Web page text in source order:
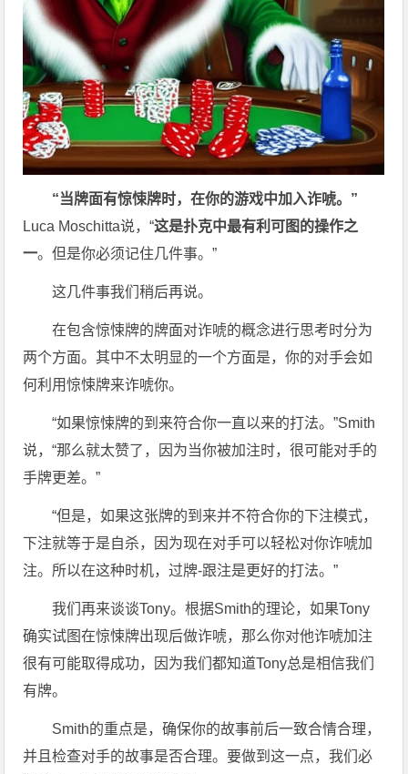
“当牌面有惊悚牌时，在你的游戏中加入诈唬。”
Luca Moschitta说，“这是扑克中最有利可图的操作之
一。但是你必须记住几件事。”
这几件事我们稍后再说。
在包含惊悚牌的牌面对诈唬的概念进行思考时分为
两个方面。其中不太明显的一个方面是，你的对手会如
何利用惊悚牌来诈唬你。
“如果惊悚牌的到来符合你一直以来的打法。”Smith
说，“那么就太赞了，因为当你被加注时，很可能对手的
手牌更差。”
“但是，如果这张牌的到来并不符合你的下注模式，
下注就等于是自杀，因为现在对手可以轻松对你诈唬加
注。所以在这种时机，过牌-跟注是更好的打法。”
我们再来谈谈Tony。根据Smith的理论，如果Tony
确实试图在惊悚牌出现后做诈唬，那么你对他诈唬加注
很有可能取得成功，因为我们都知道Tony总是相信我们
有牌。
Smith的重点是，确保你的故事前后一致合情合理，
并且检查对手的故事是否合理。要做到这一点，我们必